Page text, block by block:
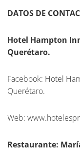
DATOS DE
Hotel Hampton
Querétaro.
Facebook: Hotel
Querétaro.
Web:
Restaurante: